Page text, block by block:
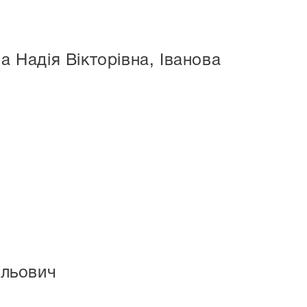
Надія Вікторівна, Іванова